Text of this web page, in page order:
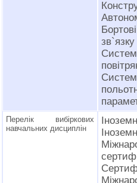
зв`язку
Перелік вибіркових
навчальних дисциплін